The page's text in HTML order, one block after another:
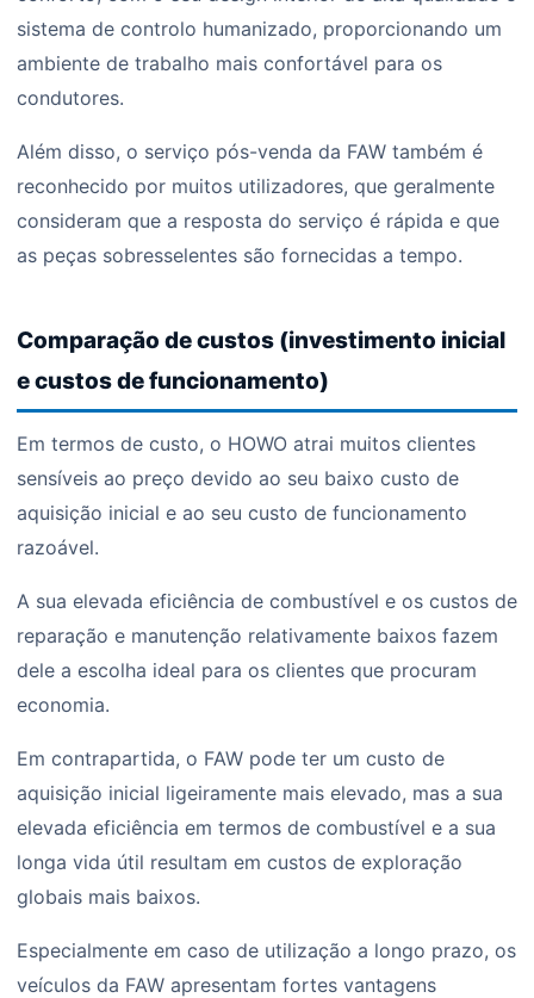
sistema de controlo humanizado, proporcionando um
ambiente de trabalho mais confortável para os
condutores.
Além disso, o serviço pós-venda da FAW também é
reconhecido por muitos utilizadores, que geralmente
consideram que a resposta do serviço é rápida e que
as peças sobresselentes são fornecidas a tempo.
Comparação de custos (investimento inicial
e custos de funcionamento)
Em termos de custo, o HOWO atrai muitos clientes
sensíveis ao preço devido ao seu baixo custo de
aquisição inicial e ao seu custo de funcionamento
razoável.
A sua elevada eficiência de combustível e os custos de
reparação e manutenção relativamente baixos fazem
dele a escolha ideal para os clientes que procuram
economia.
Em contrapartida, o FAW pode ter um custo de
aquisição inicial ligeiramente mais elevado, mas a sua
elevada eficiência em termos de combustível e a sua
longa vida útil resultam em custos de exploração
globais mais baixos.
Especialmente em caso de utilização a longo prazo, os
veículos da FAW apresentam fortes vantagens